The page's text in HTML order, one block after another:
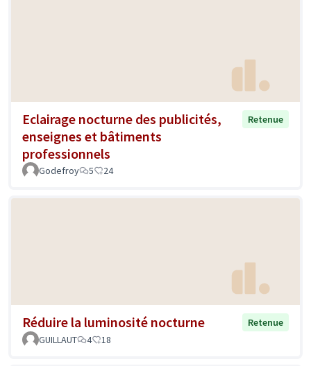
Eclairage nocturne des publicités,
enseignes et bâtiments
professionnels
Retenue
Godefroy 5 24
Réduire la luminosité nocturne
Retenue
GUILLAUT
4 18